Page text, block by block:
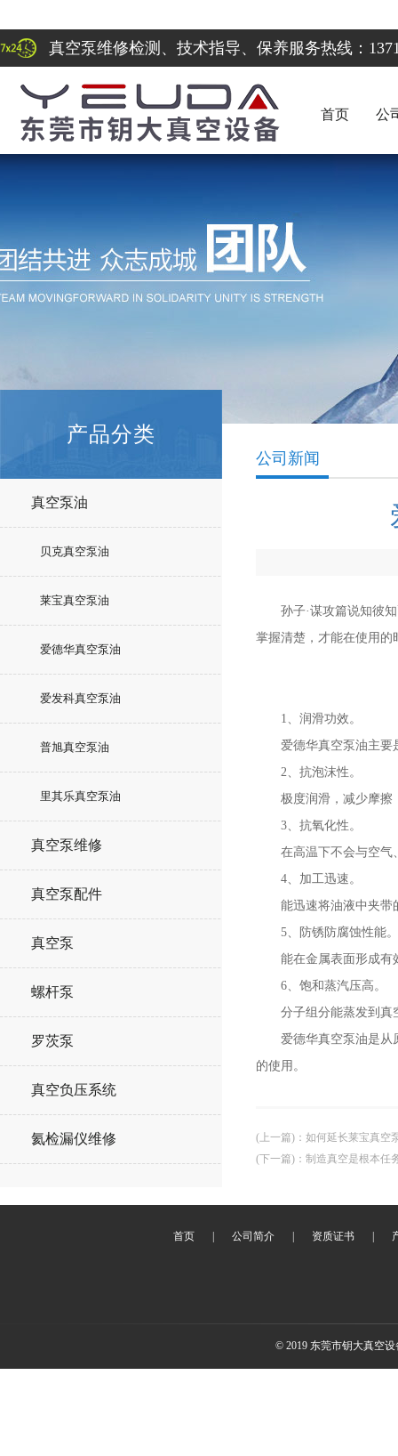
真空泵维修检测、技术指导、保养服务热线：
首页 公
产品分类
真空泵油
贝克真空泵油
莱宝真空泵油
爱德华真空泵油
爱发科真空泵油
普旭真空泵油
里其乐真空泵油
真空泵维修
真空泵配件
真空泵
螺杆泵
罗茨泵
真空负压系统
氦检漏仪维修
公司新闻
孙子·谋攻篇说知彼知
掌握清楚，才能在使用的
1、润滑功效。
爱德华真空泵油主要是
2、抗泡沫性。
极度润滑，减少摩擦，
3、抗氧化性。
在高温下不会与空气、
4、加工迅速。
能迅速将油液中夹带
5、防锈防腐蚀性能。
能在金属表面形成有效
6、饱和蒸汽压高。
分子组分能蒸发到真空
爱德华真空泵油是从原
的使用。
(上一篇) ： 如何延长莱宝真空
(下一篇) ： 制造真空是根本任
首页 | 公司简介 | 资质证书 |
© 2019 东莞市钥大真空